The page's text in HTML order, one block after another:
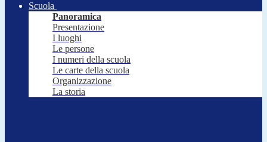
Scuola
Panoramica
Presentazione
I luoghi
Le persone
I numeri della scuola
Le carte della scuola
Organizzazione
La storia